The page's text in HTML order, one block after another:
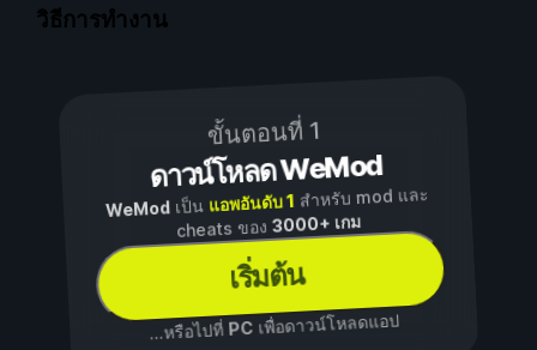
วิธีการทำงาน
ขั้นตอนที่ 1
ดาวน์โหลด WeMod
WeModเป็น แอพอันดับ 1 สำหรับ mod และ
cheats ของ3000+ เกม
เริ่มต้น
...หรือไปที่ PCเพื่อดาวน์โหลดแอป